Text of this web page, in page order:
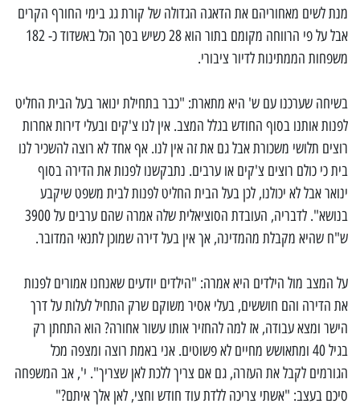
מנת לשים מאחוריהם את הדאגה הגדולה של קורת גג בימי החורף הקרים
אבל על פי הרווחה מקומם בתור הוא 28 כשיש בסך הכל באשדוד כ- 182
משפחות הממתינות לדיור ציבורי.
בשיחה שערכנו עם ש' היא מתארת: "כבר בתחילת ינואר בעל הבית החליט
לפנות אותנו בסוף החודש בגלל המצב. אין לנו צ'קים ובעלי דירות אחרות
רוצים תלושי משכורת אבל גם את זה אין לנו. אף אחד לא רוצה להשכיר לנו
בית כי כולם רוצים צ'קים או ערבים. נתבקשנו לפנות את הדירה בסוף
ינואר אבל לא יכולנו, לכן בעל הבית החליט לפנות לבית משפט שיקבע
בנושא". לדבריה, העובדת הסוציאלית שלה אמרה שהם ערבים על 3900
ש"ח שהיא מקבלת מהמדינה, אך אין בעל דירה שמוכן לתנאי המדובר.
על המצב מול הילדים היא אמרה: "הילדים יודעים שאנחנו אמורים לפנות
את הדירה והם חוששים, בעלי אסיר משוקם שרק התחיל לעלות על דרך
הישר ומצא עבודה, אז למה להחזיר אותו עשור אחורה? הוא התחתן רק
בגיל 40 ומתאושש מחיים לא פשוטים. אני באמת רוצה ומצפה מכל
הגורמים לקבל את העזרה, גם אם צריך ללכת לאן שצריך". י', אב המשפחה
סיכם בעצב: "אשתי צריכה ללדת עוד חודש וחצי, לאן אלך איתם?"